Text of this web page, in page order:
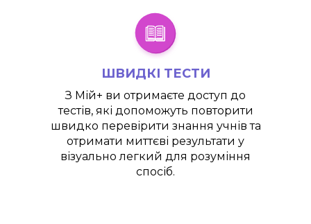
ШВИДКІ ТЕСТИ
З Мій+ ви отримаєте доступ до
тестів, які допоможуть повторити
швидко перевірити знання учнів та
отримати миттєві результати у
візуально легкий для розуміння
спосіб.